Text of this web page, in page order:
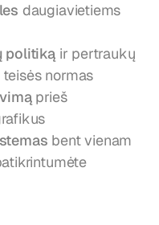
daugiavietiems
politiką ir pertraukų
normas
prieš
bent vienam